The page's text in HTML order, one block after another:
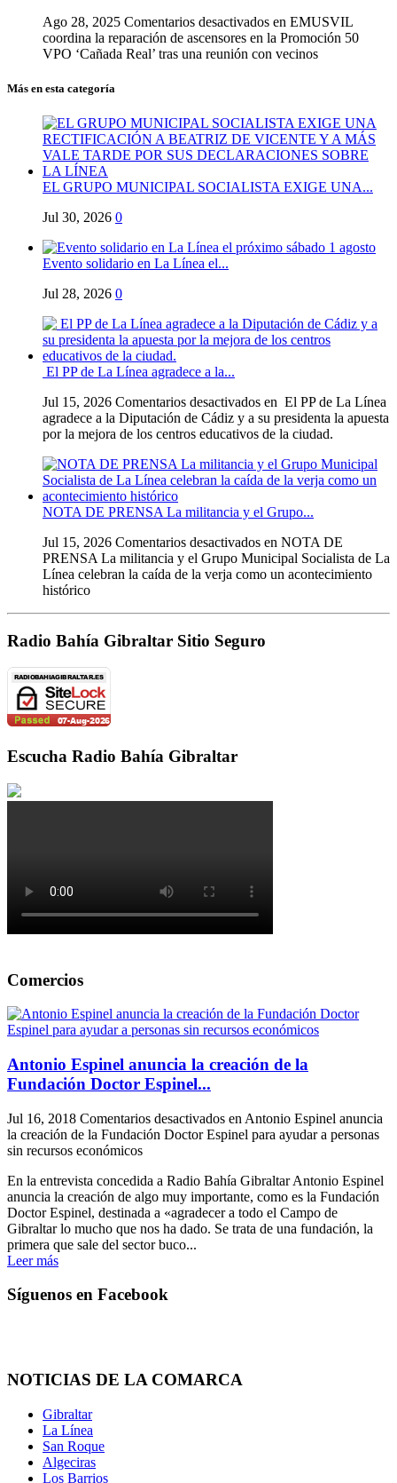
Ago 28, 2025 Comentarios desactivados en EMUSVIL
coordina la reparación de ascensores en la Promoción 50
VPO ‘Cañada Real’ tras una reunión con vecinos
Más en esta categoría
EL GRUPO MUNICIPAL SOCIALISTA EXIGE UNA...
Jul 30, 2026 0
Evento solidario en La Línea el...
Jul 28, 2026 0
El PP de La Línea agradece a la...
Jul 15, 2026 Comentarios desactivados en El PP de La Línea
agradece a la Diputación de Cádiz y a su presidenta la apuesta
por la mejora de los centros educativos de la ciudad.
NOTA DE PRENSA La militancia y el Grupo...
Jul 15, 2026 Comentarios desactivados en NOTA DE
PRENSA La militancia y el Grupo Municipal Socialista de La
Línea celebran la caída de la verja como un acontecimiento
histórico
Radio Bahía Gibraltar Sitio Seguro
Escucha Radio Bahía Gibraltar
Comercios
Antonio Espinel anuncia la creación de la
Fundación Doctor Espinel...
Jul 16, 2018 Comentarios desactivados en Antonio Espinel anuncia
la creación de la Fundación Doctor Espinel para ayudar a personas
sin recursos económicos
En la entrevista concedida a Radio Bahía Gibraltar Antonio Espinel
anuncia la creación de algo muy importante, como es la Fundación
Doctor Espinel, destinada a «agradecer a todo el Campo de
Gibraltar lo mucho que nos ha dado. Se trata de una fundación, la
primera que sale del sector buco...
Leer más
Síguenos en Facebook
NOTICIAS DE LA COMARCA
Gibraltar
La Línea
San Roque
Algeciras
Los Barrios